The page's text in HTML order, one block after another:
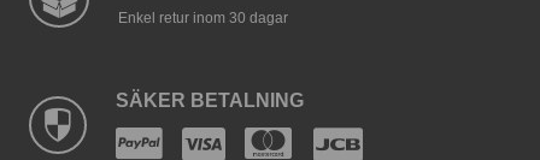
Enkel retur inom 30 dagar
SÄKER BETALNING